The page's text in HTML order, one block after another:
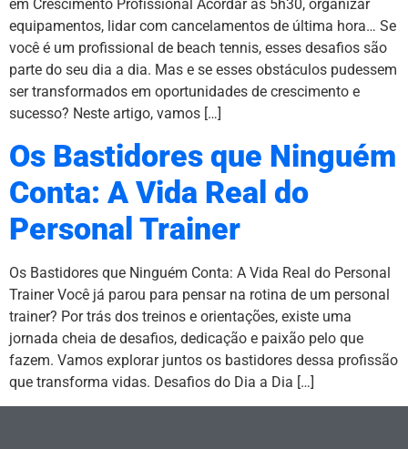
em Crescimento Profissional Acordar às 5h30, organizar
equipamentos, lidar com cancelamentos de última hora… Se
você é um profissional de beach tennis, esses desafios são
parte do seu dia a dia. Mas e se esses obstáculos pudessem
ser transformados em oportunidades de crescimento e
sucesso? Neste artigo, vamos […]
Os Bastidores que Ninguém
Conta: A Vida Real do
Personal Trainer
Os Bastidores que Ninguém Conta: A Vida Real do Personal
Trainer Você já parou para pensar na rotina de um personal
trainer? Por trás dos treinos e orientações, existe uma
jornada cheia de desafios, dedicação e paixão pelo que
fazem. Vamos explorar juntos os bastidores dessa profissão
que transforma vidas. Desafios do Dia a Dia […]